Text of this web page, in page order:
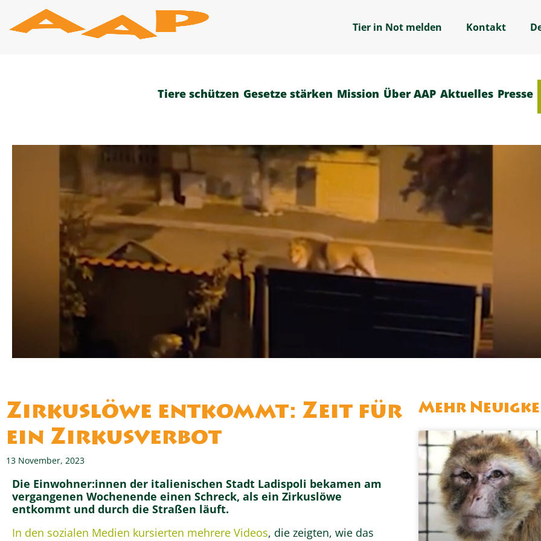
Inhalt
springen
Tier in Not melden Kontakt
Tiere schützen Gesetze stärken Mission Über AAP Aktuelles Presse
Zirkuslöwe entkommt: Zeit für
ein Zirkusverbot
13 November, 2023
Die Einwohner:innen der italienischen Stadt Ladispoli bekamen am
vergangenen Wochenende einen Schreck, als ein Zirkuslöwe
entkommt und durch die Straßen läuft.
In den sozialen Medien kursierten mehrere Videos, die zeigten, wie das
Mehr